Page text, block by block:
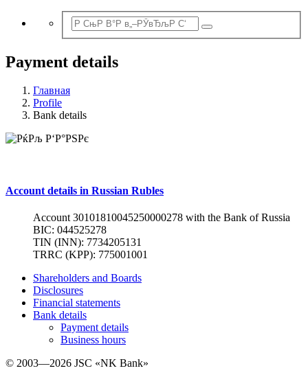
Payment details
Главная
Profile
Bank details
Account details in Russian Rubles
Account 30101810045250000278 with the Bank of Russia
BIC: 044525278
TIN (INN): 7734205131
TRRC (KPP): 775001001
Shareholders and Boards
Disclosures
Financial statements
Bank details
Payment details
Business hours
© 2003—2026 JSC «NK Bank»